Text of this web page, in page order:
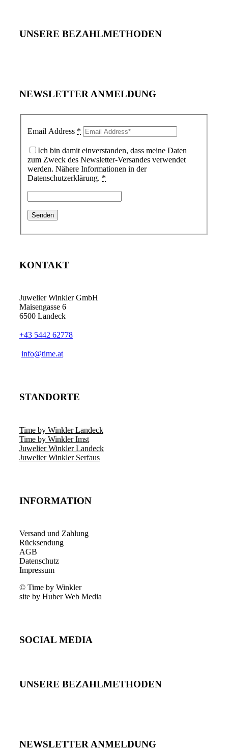
UNSERE BEZAHLMETHODEN
NEWSLETTER ANMELDUNG
Email Address *
Ich bin damit einverstanden, dass meine Daten
zum Zweck des Newsletter-Versandes verwendet
werden. Nähere Informationen in der
Datenschutzerklärung. *
KONTAKT
Juwelier Winkler GmbH
Maisengasse 6
6500 Landeck
+43 5442 62778
info@time.at
STANDORTE
Time by Winkler Landeck
Time by Winkler Imst
Juwelier Winkler Landeck
Juwelier Winkler Serfaus
INFORMATION
Versand und Zahlung
Rücksendung
AGB
Datenschutz
Impressum
© Time by Winkler
site by Huber Web Media
SOCIAL MEDIA
UNSERE BEZAHLMETHODEN
NEWSLETTER ANMELDUNG